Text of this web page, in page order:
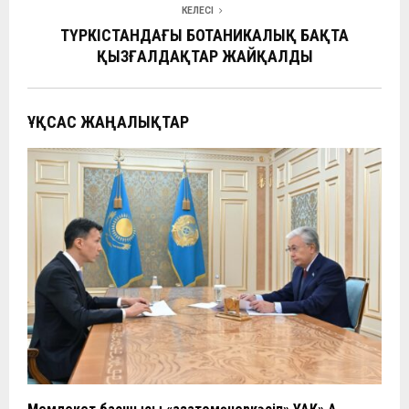
ть
КЕЛЕСІ
ТҮРКІСТАНДАҒЫ БОТАНИКАЛЫҚ БАҚТА
ҚЫЗҒАЛДАҚТАР ЖАЙҚАЛДЫ
ҰҚСАС ЖАҢАЛЫҚТАР